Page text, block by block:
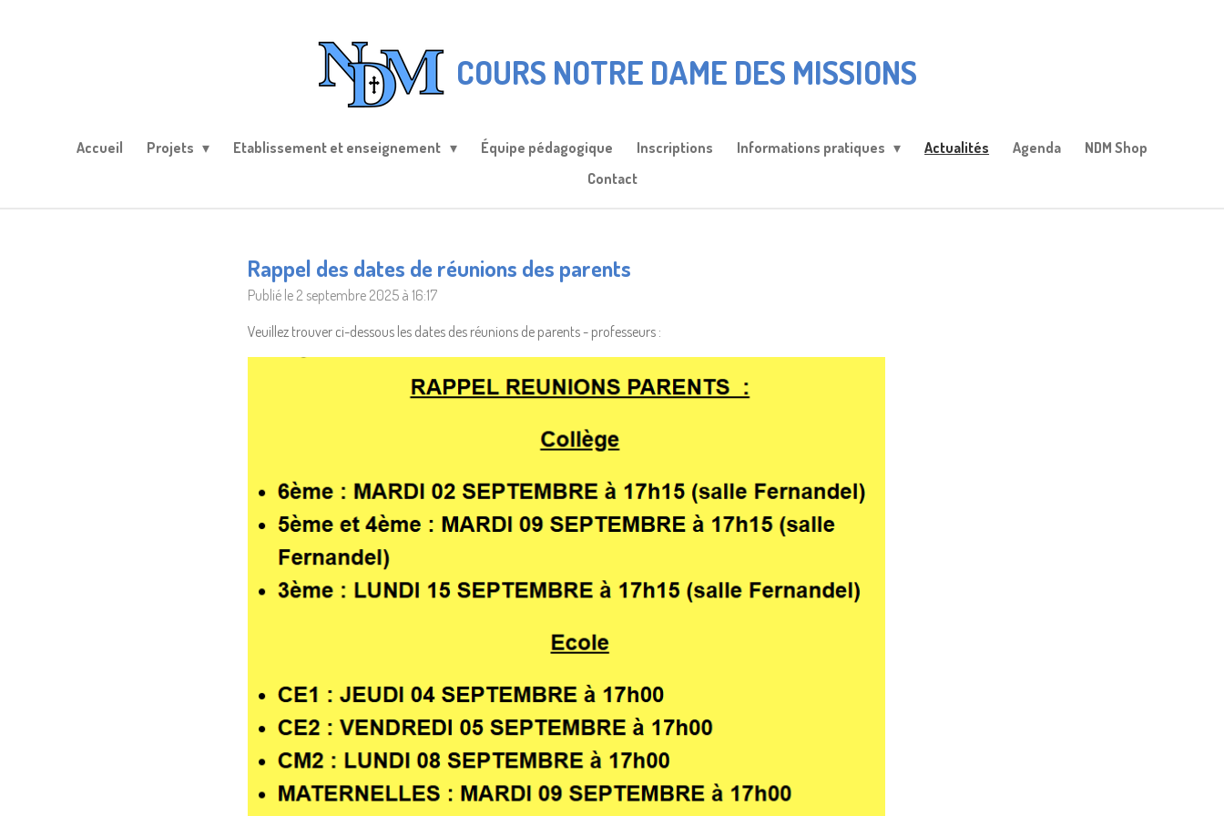
COURS NOTRE DAME DES MISSIONS
Accueil Projets Etablissement et enseignement Équipe pédagogique Inscriptions Informations pratiques Actualités Agenda
NDM Shop
Contact
Rappel des dates de réunions des parents
Publié le 2 septembre 2025 à 16:17
Veuillez trouver ci-dessous les dates des réunions de parents - professeurs :